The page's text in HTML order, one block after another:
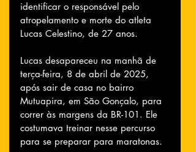
identificar o responsável pelo
atropelamento e morte do atleta
Lucas Celestino, de 27 anos.
Lucas desapareceu na manhã de
terça-feira, 8 de abril de 2025,
após sair de casa no bairro
Mutuapira, em São Gonçalo, para
correr às margens da BR-101. Ele
costumava treinar nesse percurso
para se preparar para maratonas.